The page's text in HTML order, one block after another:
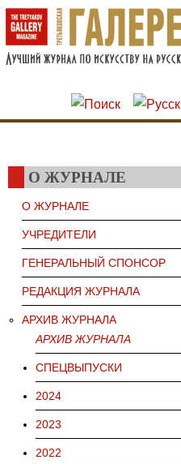
Перейти к основному
Skip to search
О ЖУРНАЛЕ
О ЖУРНАЛЕ
УЧРЕДИТЕЛИ
ГЕНЕРАЛЬНЫЙ СПОНСОР
РЕДАКЦИЯ ЖУРНАЛА
АРХИВ ЖУРНАЛА
АРХИВ ЖУРНАЛА
СПЕЦВЫПУСКИ
2024
2023
2022